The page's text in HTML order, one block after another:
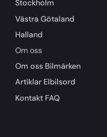
Stockholm
Västra Götaland
Halland
Om oss
Om oss Bilmärken
Artiklar Elbilsord
Kontakt FAQ